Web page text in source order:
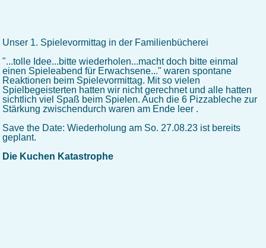
Unser 1. Spielevormittag in der Familienbücherei
"...tolle Idee...bitte wiederholen...macht doch bitte einmal
einen Spieleabend für Erwachsene..." waren spontane
Reaktionen beim Spielevormittag. Mit so vielen
Spielbegeisterten hatten wir nicht gerechnet und alle hatten
sichtlich viel Spaß beim Spielen. Auch die 6 Pizzableche zur
Stärkung zwischendurch waren am Ende leer .
Save the Date: Wiederholung am So. 27.08.23 ist bereits
geplant.
Die Kuchen Katastrophe